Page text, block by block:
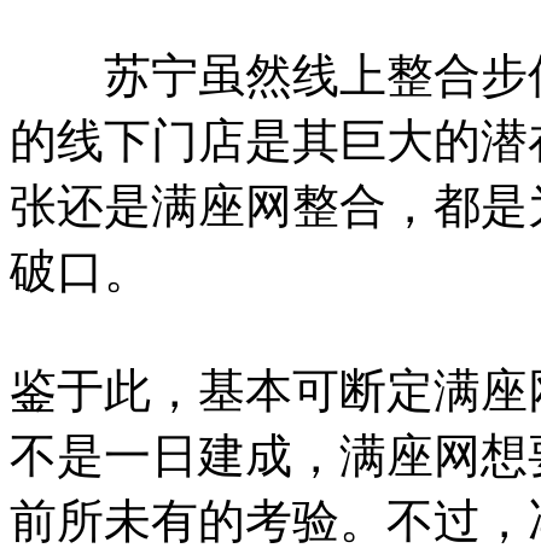
苏宁虽然线上整合步
的线下门店是其巨大的
张还是满座网整合，都
破口。
鉴于此，基本可断定满
不是一日建成，满座网
前所未有的考验。不过